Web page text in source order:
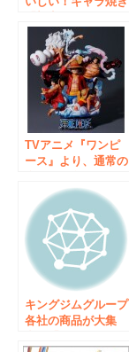
にチルド冷蔵でお持
ち帰り販売開始！！
TVアニメ『ワンピ
ース』より、通常の
様々な状態のルフィ
だけで構成された
「ルフィスペシャ
ル」なフィギュアが
登場。
キングジムグループ
各社の商品が大集